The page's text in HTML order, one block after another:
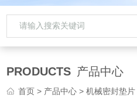
PRODUCTS 产品中心
首页 > 产品中心 >机械密封垫片